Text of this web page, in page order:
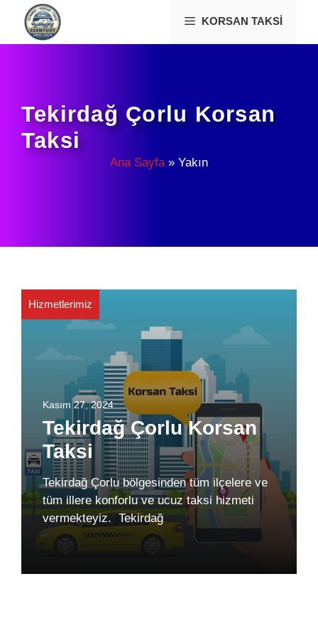
İçeriğe
KORSAN TAKSI
Tekirdağ Çorlu Korsan
Taksi
Ana Sayfa» Yakın
Hizmetlerimiz
Kasım 27, 2024
Tekirdağ Çorlu Korsan
Taksi
Tekirdağ Çorlu bölgesinden tüm ilçelere ve
tüm illere konforlu ve ucuz taksi hizmeti
vermekteyiz. Tekirdağ